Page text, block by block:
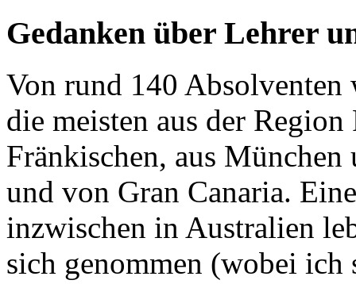
Gedanken über Lehrer
Von rund 140
die meisten aus der
Fränkischen, aus München
und von Gran Canaria.
inzwischen in Australien
sich genommen (wobei ich